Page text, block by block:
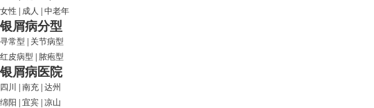
女性
成人 中老年
银屑病分型
寻常型
关节病型
红皮病型
脓疱型
银屑病医院
四川 南充 达州
绵阳
宜宾 凉山